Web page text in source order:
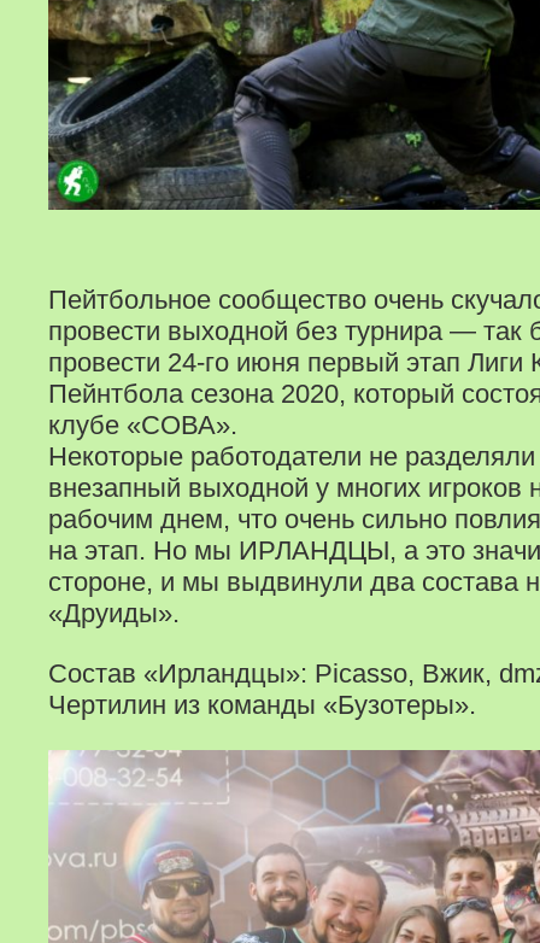
Пейтбольное сообщество очень
провести выходной без турнира —
провести 24-го июня первый этап Лиги
Пейнтбола сезона 2020, который
клубе «СОВА».
Некоторые работодатели не
внезапный выходной у многих
рабочим днем, что очень сильно
на этап. Но мы ИРЛАНДЦЫ, а это
стороне, и мы выдвинули два состава
«Друиды».
Состав «Ирландцы»: Picasso, Вжик,
Чертилин из команды «Бузотеры».